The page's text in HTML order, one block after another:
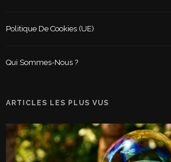
Politique De Cookies (UE)
Qui Sommes-Nous ?
ARTICLES LES PLUS VUS